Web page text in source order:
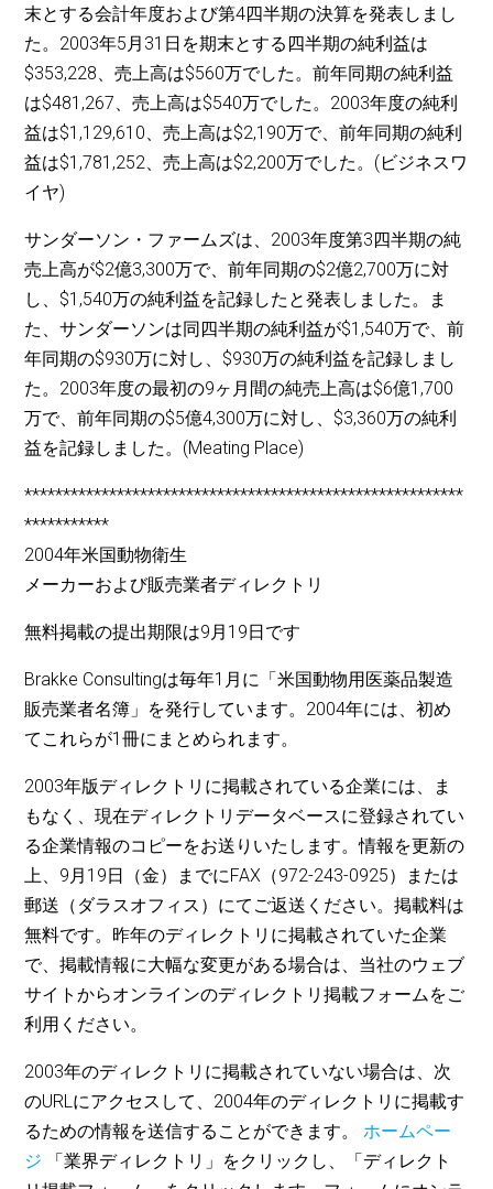
末とする会計年度および第4四半期の決算を発表しまし
た。2003年5月31日を期末とする四半期の純利益は
$353,228、売上高は$560万でした。前年同期の純利益
は$481,267、売上高は$540万でした。2003年度の純利
益は$1,129,610、売上高は$2,190万で、前年同期の純利
益は$1,781,252、売上高は$2,200万でした。(ビジネスワ
イヤ)
サンダーソン・ファームズは、2003年度第3四半期の純
売上高が$2億3,300万で、前年同期の$2億2,700万に対
し、$1,540万の純利益を記録したと発表しました。ま
た、サンダーソンは同四半期の純利益が$1,540万で、前
年同期の$930万に対し、$930万の純利益を記録しまし
た。2003年度の最初の9ヶ月間の純売上高は$6億1,700
万で、前年同期の$5億4,300万に対し、$3,360万の純利
益を記録しました。(Meating Place)
*********************************************************
***********
2004年米国動物衛生
メーカーおよび販売業者ディレクトリ
無料掲載の提出期限は9月19日です
Brakke Consultingは毎年1月に「米国動物用医薬品製造
販売業者名簿」を発行しています。2004年には、初め
てこれらが1冊にまとめられます。
2003年版ディレクトリに掲載されている企業には、ま
もなく、現在ディレクトリデータベースに登録されてい
る企業情報のコピーをお送りいたします。情報を更新の
上、9月19日（金）までにFAX（972-243-0925）または
郵送（ダラスオフィス）にてご返送ください。掲載料は
無料です。昨年のディレクトリに掲載されていた企業
で、掲載情報に大幅な変更がある場合は、当社のウェブ
サイトからオンラインのディレクトリ掲載フォームをご
利用ください。
2003年のディレクトリに掲載されていない場合は、次
のURLにアクセスして、2004年のディレクトリに掲載す
るための情報を送信することができます。ホームペー
ジ 「業界ディレクトリ」をクリックし、「ディレクト